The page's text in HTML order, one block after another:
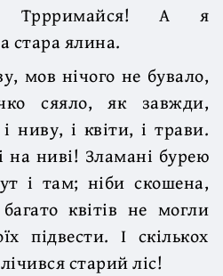
Тррримайся! А я
стара ялина.
мов нічого не бувало,
сяяло, як завжди,
ниву, і квіти, і трави.
на ниві! Зламані бурею
і там; ніби скошена,
квітів не могли
підвести. І скількох
старий ліс!